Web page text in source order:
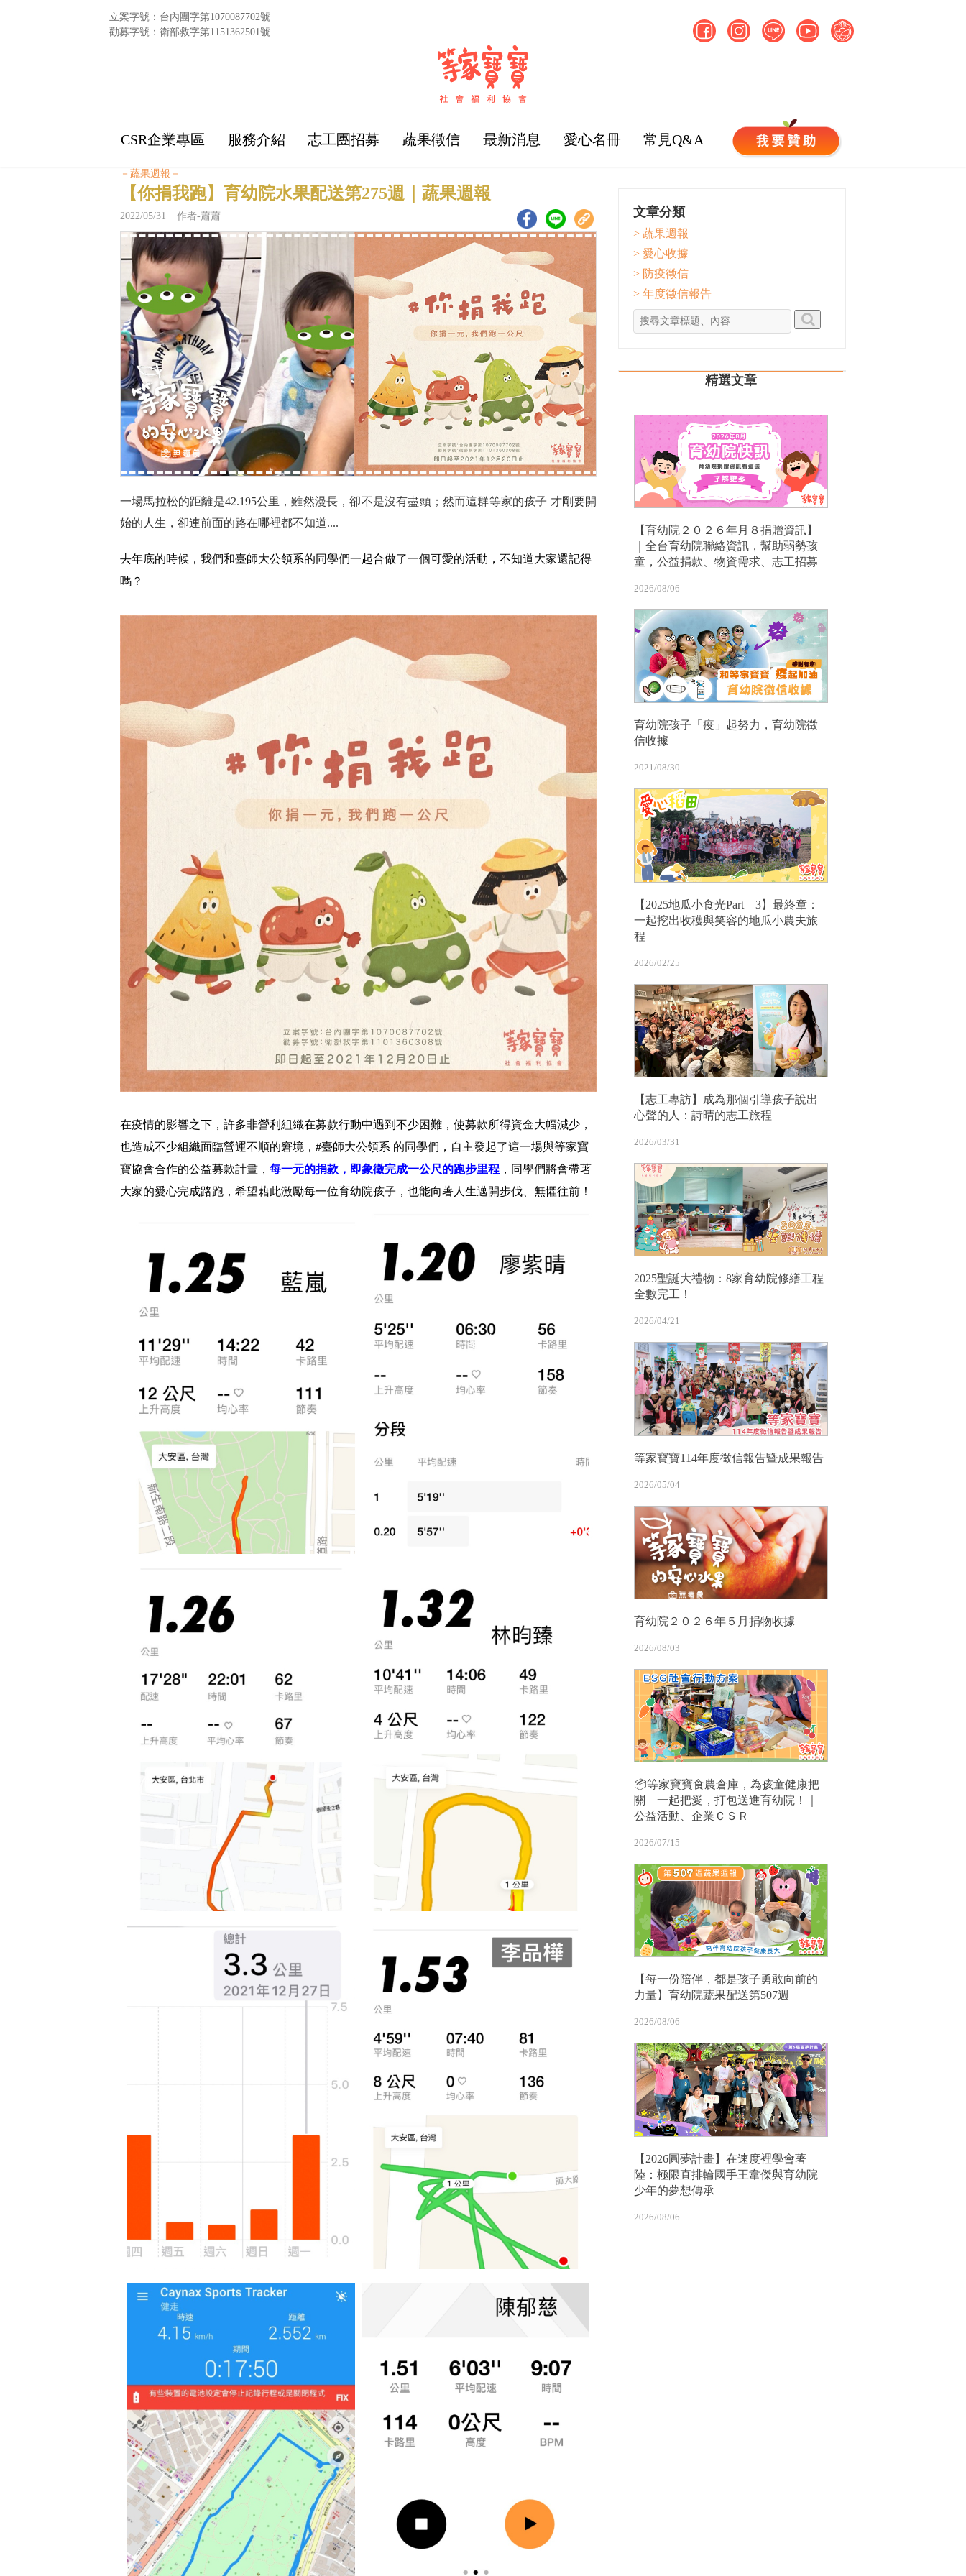
立案字號：台內團字第1070087702號
勸募字號：衛部救字第1151362501號
CSR企業專區 服務介紹 志工團招募 蔬果徵信 最新消息 愛心名冊 常見Q&A
－蔬果週報－
【你捐我跑】育幼院水果配送第275週｜蔬果週報
2022/05/31 作者-蕭蕭
一場馬拉松的距離是42.195公里，雖然漫長，卻不是沒有盡頭；然而這群等家的孩子 才剛要開
始的人生，卻連前面的路在哪裡都不知道....
去年底的時候，我們和臺師大公領系的同學們一起合做了一個可愛的活動，不知道大家還記得
嗎？
在疫情的影響之下，許多非營利組織在募款行動中遇到不少困難，使募款所得資金大幅減少，
也造成不少組織面臨營運不順的窘境，#臺師大公領系 的同學們，自主發起了這一場與等家寶
寶協會合作的公益募款計畫， 每一元的捐款，即象徵完成一公尺的跑步里程 ，同學們將會帶著
大家的愛心完成路跑，希望藉此激勵每一位育幼院孩子，也能向著人生邁開步伐、無懼往前！
文章分類
> 蔬果週報
> 愛心收據
> 防疫徵信
> 年度徵信報告
精選文章
【育幼院２０２６年月８捐贈資訊】
｜全台育幼院聯絡資訊，幫助弱勢孩
童，公益捐款、物資需求、志工招募
2026/08/06
育幼院孩子「疫」起努力，育幼院徵
信收據
2021/08/30
【2025地瓜小食光Part 3】最終章：
一起挖出收穫與笑容的地瓜小農夫旅
程
2026/02/25
【志工專訪】成為那個引導孩子說出
心聲的人：詩晴的志工旅程
2026/03/31
2025聖誕大禮物：8家育幼院修繕工程
全數完工！
2026/04/21
等家寶寶114年度徵信報告暨成果報告
2026/05/04
育幼院２０２６年５月捐物收據
2026/08/03
📦等家寶寶食農倉庫，為孩童健康把
關 一起把愛，打包送進育幼院！｜
公益活動、企業ＣＳＲ
2026/07/15
【每一份陪伴，都是孩子勇敢向前的
力量】育幼院蔬果配送第507週
2026/08/06
【2026圓夢計畫】在速度裡學會著
陸：極限直排輪國手王韋傑與育幼院
少年的夢想傳承
2026/08/06